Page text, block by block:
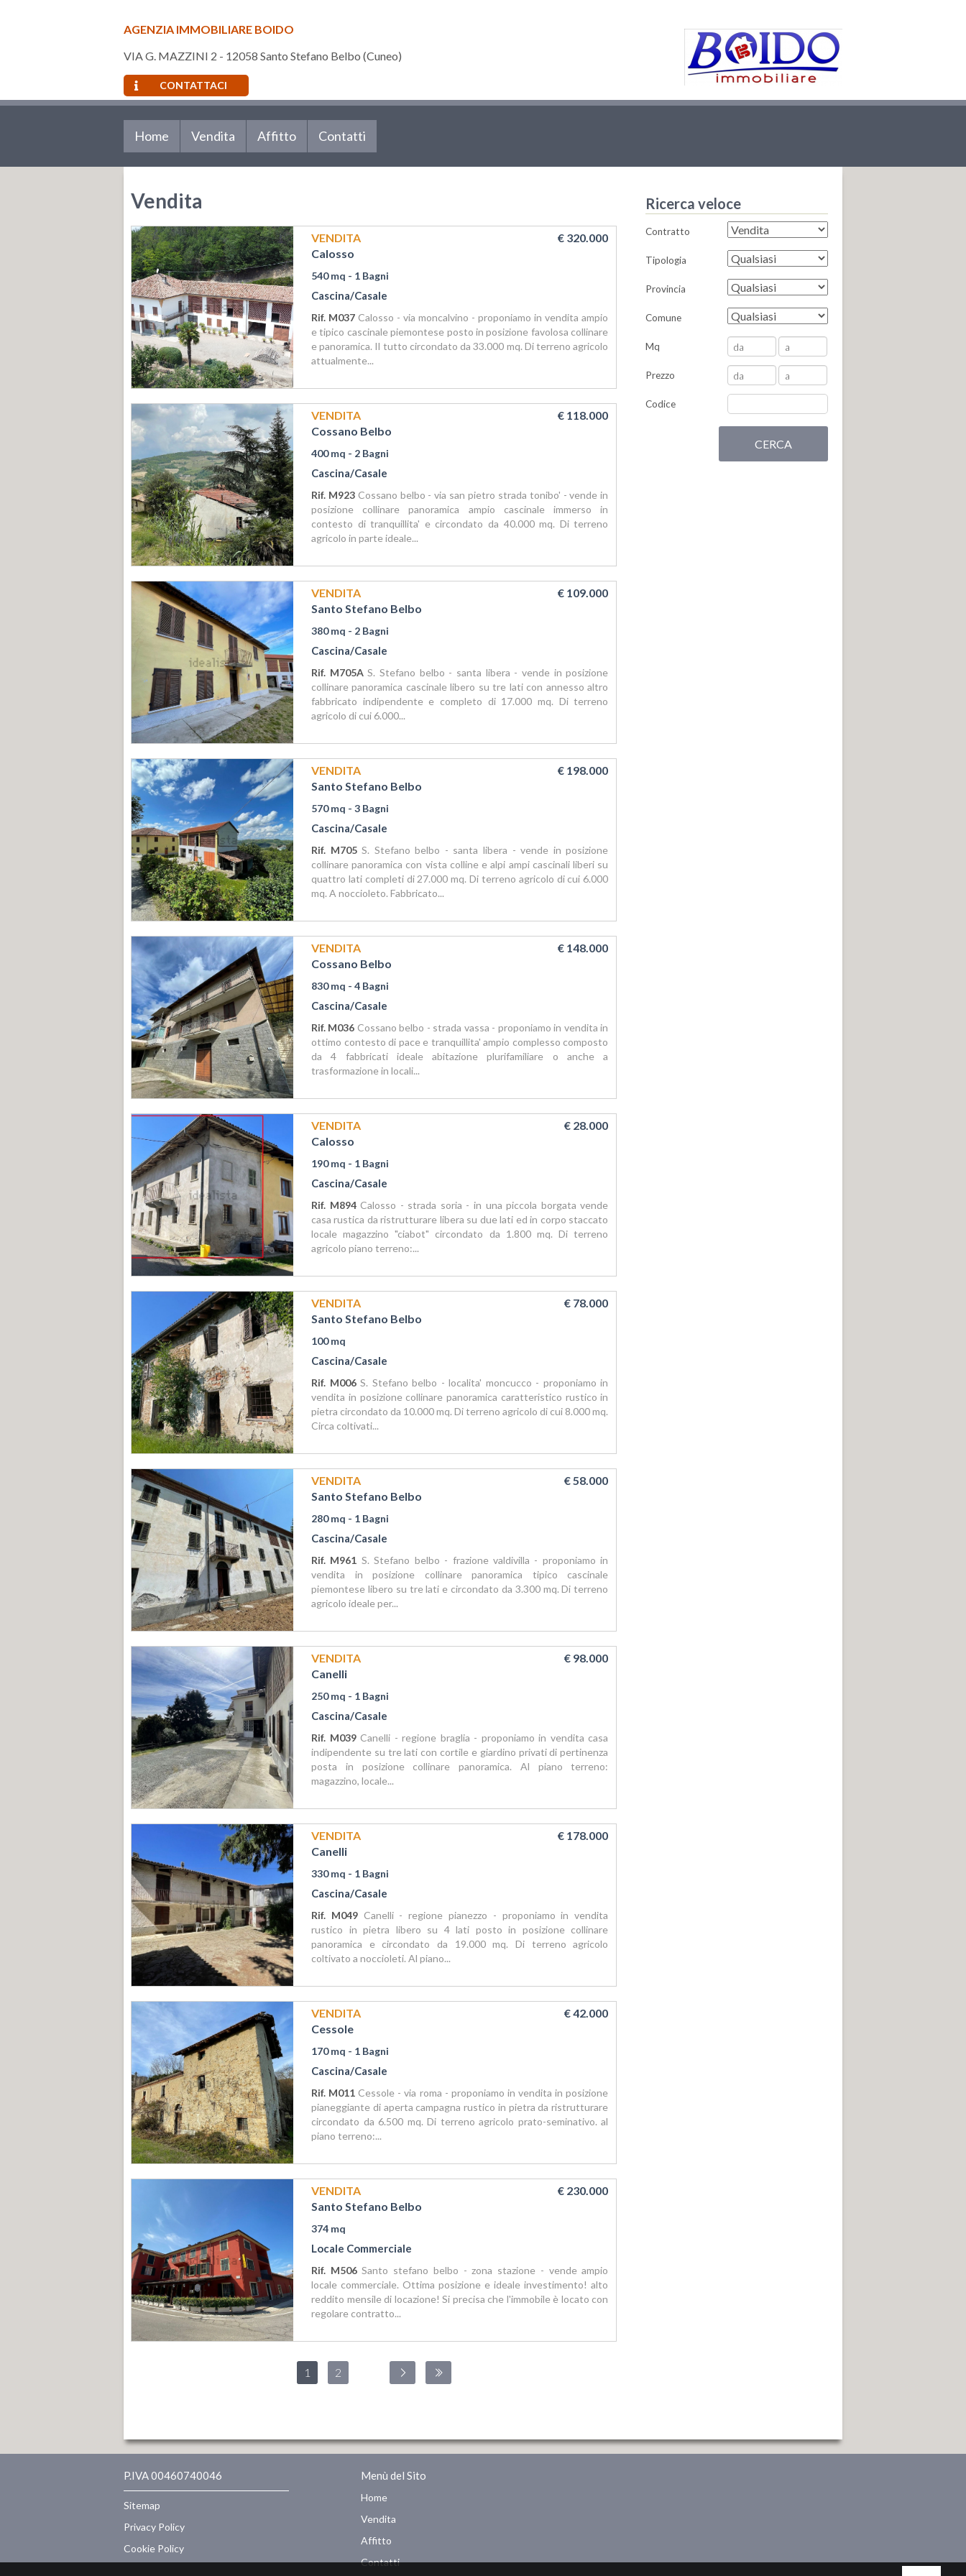
AGENZIA IMMOBILIARE BOIDO
VIA G. MAZZINI 2 - 12058 Santo Stefano Belbo (Cuneo)
CONTATTACI
Home Vendita Affitto Contatti
Vendita
VENDITA
€ 320.000
Calosso
540 mq - 1 Bagni
Cascina/Casale
Rif. M037 Calosso - via moncalvino - proponiamo in vendita ampio
e tipico cascinale piemontese posto in posizione favolosa collinare
e panoramica. Il tutto circondato da 33.000 mq. Di terreno agricolo
attualmente...
VENDITA
€ 118.000
Cossano Belbo
400 mq - 2 Bagni
Cascina/Casale
Rif. M923Cossano belbo - via san pietro strada tonibo' - vende in
posizione collinare panoramica ampio cascinale immerso in
contesto di tranquillita' e circondato da 40.000 mq. Di terreno
agricolo in parte ideale...
VENDITA
€ 109.000
Santo Stefano Belbo
380 mq - 2 Bagni
Cascina/Casale
Rif. M705AS. Stefano belbo - santa libera - vende in posizione
collinare panoramica cascinale libero su tre lati con annesso altro
fabbricato indipendente e completo di 17.000 mq. Di terreno
agricolo di cui 6.000...
VENDITA
€ 198.000
Santo Stefano Belbo
570 mq - 3 Bagni
Cascina/Casale
Rif. M705S. Stefano belbo - santa libera - vende in posizione
collinare panoramica con vista colline e alpi ampi cascinali liberi su
quattro lati completi di 27.000 mq. Di terreno agricolo di cui 6.000
mq. A noccioleto. Fabbricato...
VENDITA
€ 148.000
Cossano Belbo
830 mq - 4 Bagni
Cascina/Casale
Rif. M036 Cossano belbo - strada vassa - proponiamo in vendita in
ottimo contesto di pace e tranquillita' ampio complesso composto
da 4 fabbricati ideale abitazione plurifamiliare o anche a
trasformazione in locali...
VENDITA
€ 28.000
Calosso
190 mq - 1 Bagni
Cascina/Casale
Rif. M894Calosso - strada soria - in una piccola borgata vende
casa rustica da ristrutturare libera su due lati ed in corpo staccato
locale magazzino "ciabot" circondato da 1.800 mq. Di terreno
agricolo piano terreno:...
VENDITA
€ 78.000
Santo Stefano Belbo
100 mq
Cascina/Casale
Rif. M006S. Stefano belbo - localita' moncucco - proponiamo in
vendita in posizione collinare panoramica caratteristico rustico in
pietra circondato da 10.000 mq. Di terreno agricolo di cui 8.000 mq.
Circa coltivati...
VENDITA
€ 58.000
Santo Stefano Belbo
280 mq - 1 Bagni
Cascina/Casale
Rif. M961 S. Stefano belbo - frazione valdivilla - proponiamo in
vendita in posizione collinare panoramica tipico cascinale
piemontese libero su tre lati e circondato da 3.300 mq. Di terreno
agricolo ideale per...
VENDITA
€ 98.000
Canelli
250 mq - 1 Bagni
Cascina/Casale
Rif. M039Canelli - regione braglia - proponiamo in vendita casa
indipendente su tre lati con cortile e giardino privati di pertinenza
posta in posizione collinare panoramica. Al piano terreno:
magazzino, locale...
VENDITA
€ 178.000
Canelli
330 mq - 1 Bagni
Cascina/Casale
Rif. M049Canelli - regione pianezzo - proponiamo in vendita
rustico in pietra libero su 4 lati posto in posizione collinare
panoramica e circondato da 19.000 mq. Di terreno agricolo
coltivato a noccioleti. Al piano...
VENDITA
€ 42.000
Cessole
170 mq - 1 Bagni
Cascina/Casale
Rif. M011 Cessole - via roma - proponiamo in vendita in posizione
pianeggiante di aperta campagna rustico in pietra da ristrutturare
circondato da 6.500 mq. Di terreno agricolo prato-seminativo. al
piano terreno:...
VENDITA
€ 230.000
Santo Stefano Belbo
374 mq
Locale Commerciale
Rif. M506Santo stefano belbo - zona stazione - vende ampio
locale commerciale. Ottima posizione e ideale investimento! alto
reddito mensile di locazione! Si precisa che l'immobile è locato con
regolare contratto...
1 2
Ricerca veloce
Contratto
Tipologia
Provincia
Comune
Mq
Prezzo
Codice
CERCA
P.IVA 00460740046
Sitemap
Privacy Policy
Cookie Policy
Menù del Sito
Home
Vendita
Affitto
Contatti